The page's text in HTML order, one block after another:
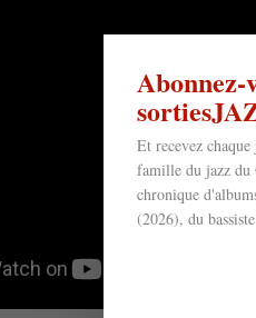
Et recevez
famille du jazz du
chronique
(2026), du